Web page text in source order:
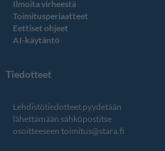
Ilmoita virheestä
Toimitusperiaatteet
Eettiset ohjeet
AI-käytäntö
Tiedotteet
Lehdistötiedotteet pyydetään
lähettämään sähköpostitse
osoitteeseen toimitus@stara.fi